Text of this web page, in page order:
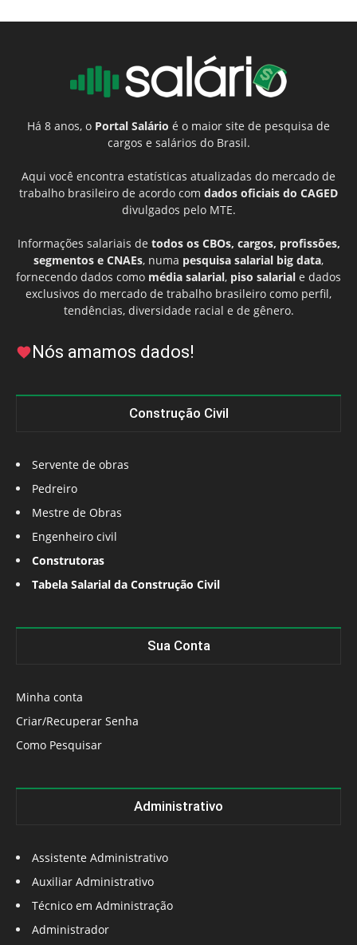
Há 8 anos, o Portal Salário é o maior site de pesquisa de
cargos e salários do Brasil.
Aqui você encontra estatísticas atualizadas do mercado de
trabalho brasileiro de acordo com dados oficiais do CAGED
divulgados pelo MTE.
Informações salariais de todos os CBOs, cargos, profissões,
segmentos e CNAEs, numa pesquisa salarial big data,
fornecendo dados como média salarial, piso salarial e dados
exclusivos do mercado de trabalho brasileiro como perfil,
tendências, diversidade racial e de gênero.
Nós amamos dados!
Construção Civil
Servente de obras
Pedreiro
Mestre de Obras
Engenheiro civil
Construtoras
Tabela Salarial da Construção Civil
Sua Conta
Minha conta
Criar/Recuperar Senha
Como Pesquisar
Administrativo
Assistente Administrativo
Auxiliar Administrativo
Técnico em Administração
Administrador